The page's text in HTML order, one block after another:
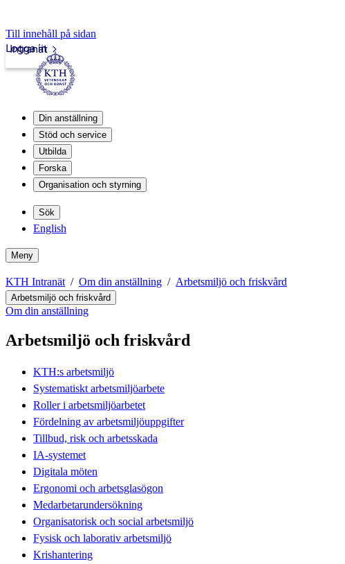
Till innehåll på sidan
Intranät
Logga in
Din anställning
Stöd och service
Utbilda
Forska
Organisation och styrning
Sök
English
Meny
KTH Intranät Om din anställning Arbetsmiljö och friskvård
Arbetsmiljö och friskvård
Om din anställning
Arbetsmiljö och friskvård
KTH:s arbetsmiljö
Systematiskt arbetsmiljöarbete
Roller i arbetsmiljöarbetet
Fördelning av arbetsmiljöuppgifter
Tillbud, risk och arbetsskada
IA-systemet
Digitala möten
Ergonomi och arbetsglasögon
Medarbetarundersökning
Organisatorisk och social arbetsmiljö
Fysisk och laborativ arbetsmiljö
Krishantering